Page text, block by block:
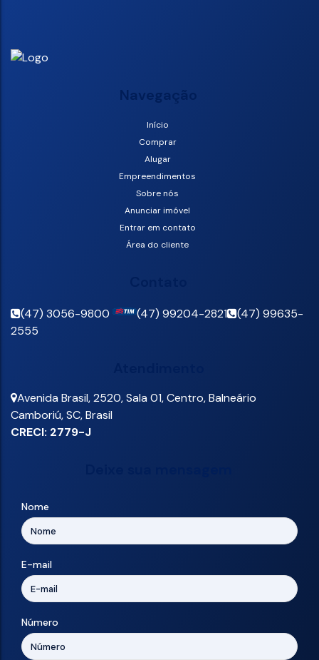
Navegação
Início
Comprar
Alugar
Empreendimentos
Sobre nós
Anunciar imóvel
Entrar em contato
Área do cliente
(47) 3056-9800 (47) 99204-2821
(47) 99635-
2555
Avenida Brasil,2520,Sala 01,Centro,Balneário
Camboriú,SC,Brasil
CRECI: 2779-J
Nome
E-mail
Número